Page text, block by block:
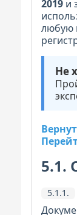
2019 и
любую
Не
5.1.
5.1.1.